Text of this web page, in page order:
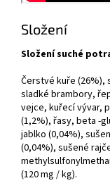
Složení
Složení suché
Čerstvé kuře (26%),
sladké brambory,
vejce, kuřecí vývar,
(1,2%), řasy, beta -
jablko (0,04%),
(0,04%), sušené
(120 mg / kg).